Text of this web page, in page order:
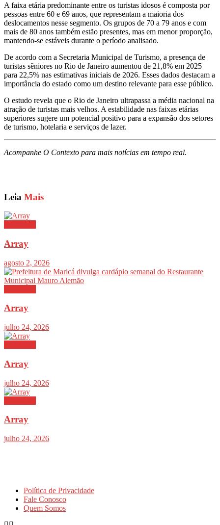
A faixa etária predominante entre os turistas idosos é composta por
pessoas entre 60 e 69 anos, que representam a maioria dos
deslocamentos nesse segmento. Os grupos de 70 a 79 anos e com
mais de 80 anos também estão presentes, mas em menor proporção,
mantendo-se estáveis durante o período analisado.
De acordo com a Secretaria Municipal de Turismo, a presença de
turistas sêniores no Rio de Janeiro aumentou de 21,8% em 2025
para 22,5% nas estimativas iniciais de 2026. Esses dados destacam a
importância do estado como um destino relevante para esse público.
O estudo revela que o Rio de Janeiro ultrapassa a média nacional na
atração de turistas mais velhos. A estabilidade nas faixas etárias
superiores sugere um potencial positivo para a expansão dos setores
de turismo, hotelaria e serviços de lazer.
Acompanhe O Contexto para mais notícias em tempo real.
Leia Mais
Array
agosto 2, 2026
Array
julho 24, 2026
Array
julho 24, 2026
Array
julho 24, 2026
Política de Privacidade
Fale Conosco
Quem Somos